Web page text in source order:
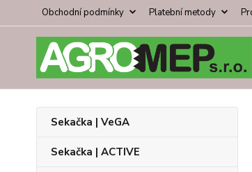
Obchodní podmínky Platební metody
Sekačka | VeGA
Sekačka | ACTIVE